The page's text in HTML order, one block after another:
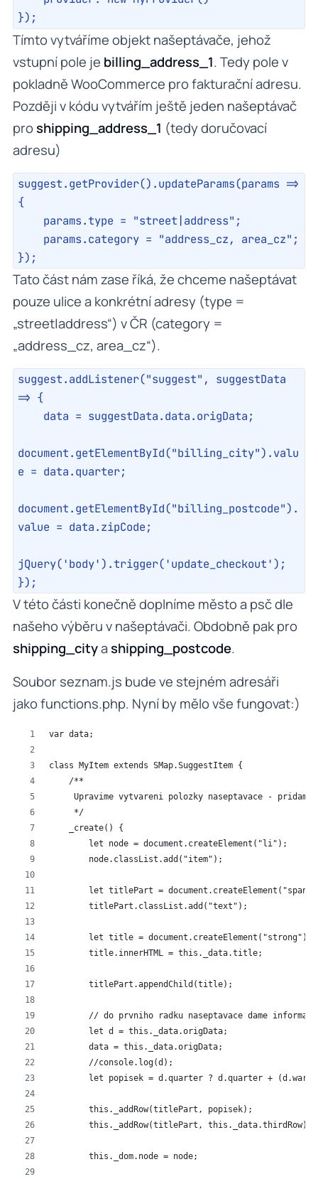
});
Tímto vytváříme objekt našeptávače, jehož
vstupní pole je billing_address_1. Tedy pole v
pokladně WooCommerce pro fakturační adresu.
Později v kódu vytvářím ještě jeden našeptávač
proshipping_address_1 (tedy doručovací
adresu)
suggest.getProvider().updateParams(params =>
{
});
Tato část nám zase říká, že chceme našeptávat
pouze ulice a konkrétní adresy (type =
„street|address“) v ČR (category =
„address_cz, area_cz“).
suggest.addListener("suggest", suggestData
=> {
document.getElementById("billing_city").valu
e = data.quarter;
document.getElementById("billing_postcode").
value = data.zipCode;
jQuery('body').trigger('update_checkout');
});
V této části konečně doplníme město a psč dle
našeho výběru v našeptávači. Obdobně pak pro
shipping_cityashipping_postcode.
Soubor seznam.js bude ve stejném adresáři
jako functions.php. Nyní by mělo vše fungovat:)
var data;
class MyItem extends SMap.SuggestItem {
    /**
Upravime vytvareni polozky naseptavace - pridame
     */
    _create() {
        let node = document.createElement("li");
        node.classList.add("item");
let titlePart =
        titlePart.classList.add("text");
        let title = document.createElement("strong");
        title.innerHTML = this._data.title;
        titlePart.appendChild(title);
// do prvniho radku naseptavace dame
        let d = this._data.origData;
        data = this._data.origData;
        //console.log(d);
let popisek = d.quarter ? d.quarter +
        this._addRow(titlePart, popisek);
        this._addRow(titlePart, this._data.thirdRow);
        this._dom.node = node;